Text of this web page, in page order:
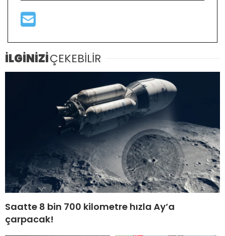
İLGİNİZİÇEKEBİLİR
Saatte 8 bin 700 kilometre hızla Ay’a
çarpacak!